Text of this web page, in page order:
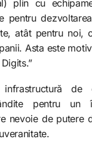
plin cu
pentru
atât pentru noi,
Asta este
de
pentru un
nevoie de putere